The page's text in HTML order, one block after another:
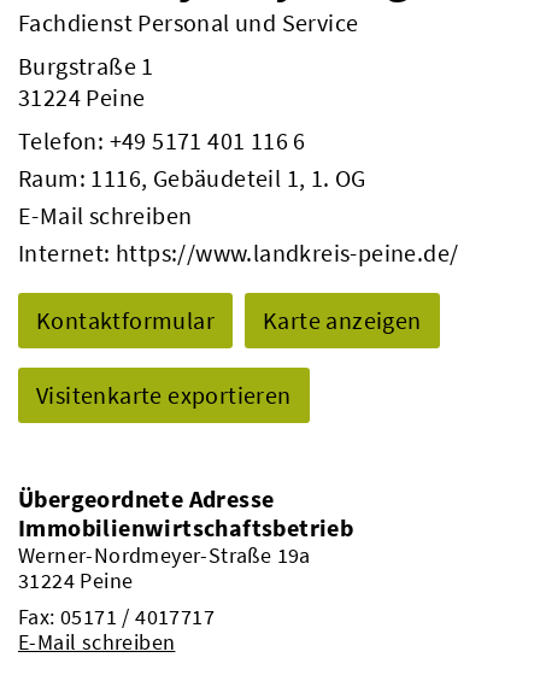
Fachdienst Personal und Service
Burgstraße 1
31224 Peine
Telefon: +49 5171 401 116 6
Raum: 1116, Gebäudeteil 1, 1. OG
E-Mail schreiben
Internet: https://www.landkreis-peine.de/
Kontaktformular Karte anzeigen
Visitenkarte exportieren
Übergeordnete Adresse
Immobilienwirtschaftsbetrieb
Werner-Nordmeyer-Straße 19a
31224 Peine
Fax: 05171 / 4017717
E-Mail schreiben